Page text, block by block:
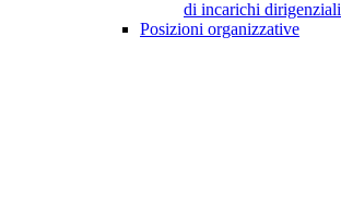
di incarichi dirigenziali
Posizioni organizzative